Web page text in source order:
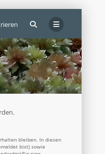
bleiben. In diesen
bist) sowie